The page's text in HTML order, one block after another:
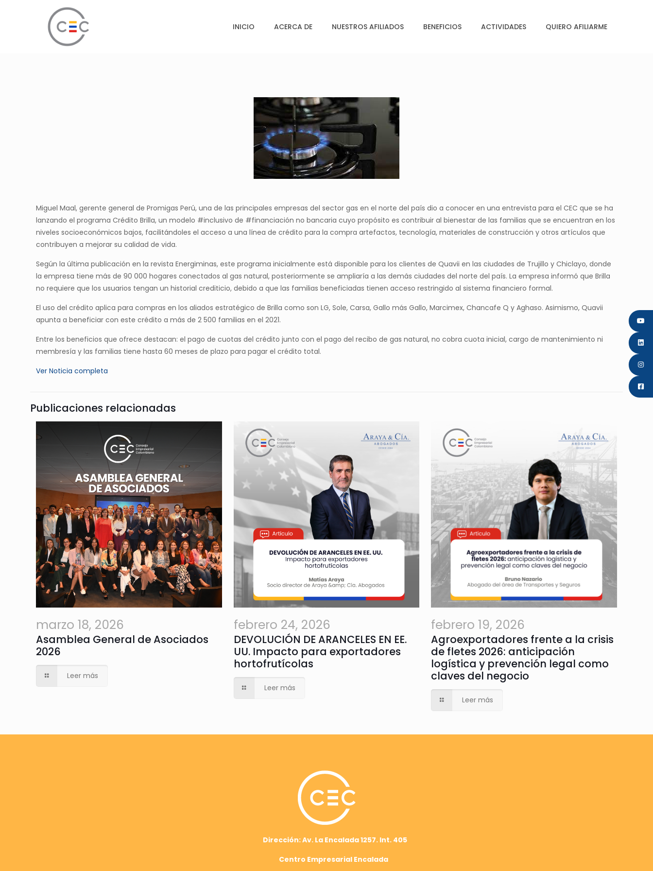
INICIO ACERCA DE NUESTROS AFILIADOS BENEFICIOS ACTIVIDADES QUIERO AFILIARME
Miguel Maal, gerente general de Promigas Perú, una de las principales empresas del sector gas en el norte del país dio a conocer en una entrevista para el CEC que se ha
lanzando el programa Crédito Brilla, un modelo #inclusivo de #financiación no bancaria cuyo propósito es contribuir al bienestar de las familias que se encuentran en los
niveles socioeconómicos bajos, facilitándoles el acceso a una línea de crédito para la compra artefactos, tecnología, materiales de construcción y otros artículos que
contribuyen a mejorar su calidad de vida.
Según la última publicación en la revista Energiminas, este programa inicialmente está disponible para los clientes de Quavii en las ciudades de Trujillo y Chiclayo, donde
la empresa tiene más de 90 000 hogares conectados al gas natural, posteriormente se ampliaría a las demás ciudades del norte del país. La empresa informó que Brilla
no requiere que los usuarios tengan un historial crediticio, debido a que las familias beneficiadas tienen acceso restringido al sistema financiero formal.
El uso del crédito aplica para compras en los aliados estratégico de Brilla como son LG, Sole, Carsa, Gallo más Gallo, Marcimex, Chancafe Q y Aghaso. Asimismo, Quavii
apunta a beneficiar con este crédito a más de 2 500 familias en el 2021.
Entre los beneficios que ofrece destacan: el pago de cuotas del crédito junto con el pago del recibo de gas natural, no cobra cuota inicial, cargo de mantenimiento ni
membresía y las familias tiene hasta 60 meses de plazo para pagar el crédito total.
Ver Noticia completa
Publicaciones relacionadas
marzo 18, 2026
Asamblea General de Asociados
2026
Leer más
febrero 24, 2026
DEVOLUCIÓN DE ARANCELES EN EE.
UU. Impacto para exportadores
hortofrutícolas
Leer más
febrero 19, 2026
Agroexportadores frente a la crisis
de fletes 2026: anticipación
logística y prevención legal como
claves del negocio
Leer más
Dirección: Av. La Encalada 1257. Int. 405
Centro Empresarial Encalada